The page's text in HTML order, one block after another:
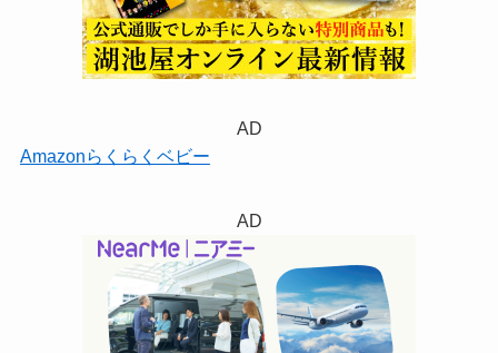
AD
Amazonらくらくベビー
AD